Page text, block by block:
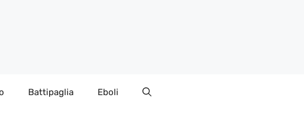
Battipaglia Eboli